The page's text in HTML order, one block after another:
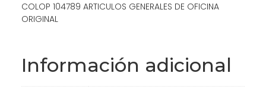
COLOP 104789 ARTICULOS GENERALES DE OFICINA
ORIGINAL
Información adicional